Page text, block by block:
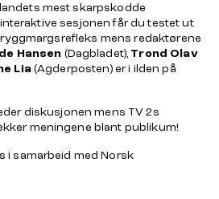
mest skarpskodde
sesjonen får du testet ut
mens redaktørene
Hansen (Dagbladet), Trond Olav
Lia (Agderposten) er i ilden på
diskusjonen mens TV 2s
meningene blant publikum!
i samarbeid med Norsk